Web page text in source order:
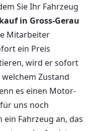
Sie Ihr Fahrzeug
in Gross-Gerau
Mitarbeiter
ein Preis
wird er sofort
Zustand
es einen Motor-
uns noch
Fahrzeug an, das